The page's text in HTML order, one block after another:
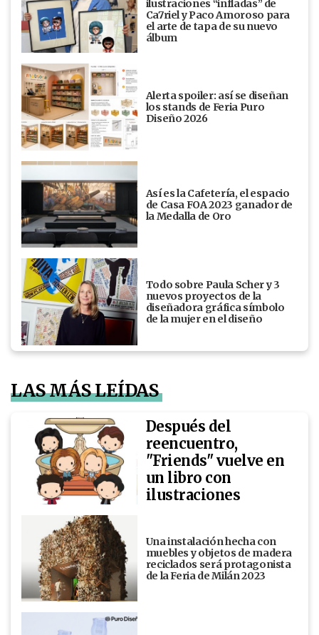
ilustraciones “infladas” de
Ca7riel y Paco Amoroso para
el arte de tapa de su nuevo
álbum
Alerta spoiler: así se diseñan
los stands de Feria Puro
Diseño 2026
Así es la Cafetería, el espacio
de Casa FOA 2023 ganador de
la Medalla de Oro
Todo sobre Paula Scher y 3
nuevos proyectos de la
diseñadora gráfica símbolo
de la mujer en el diseño
LAS MÁS LEÍDAS
Después del
reencuentro,
"Friends" vuelve en
un libro con
ilustraciones
Una instalación hecha con
muebles y objetos de madera
reciclados será protagonista
de la Feria de Milán 2023